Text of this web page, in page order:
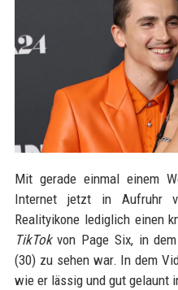
Mit gerade einmal einem
Internet jetzt in Aufruhr
Realityikone lediglich einen
TikTokvon Page Six, in dem
(30) zu sehen war. In dem
wie er lässig und gut gelaunt